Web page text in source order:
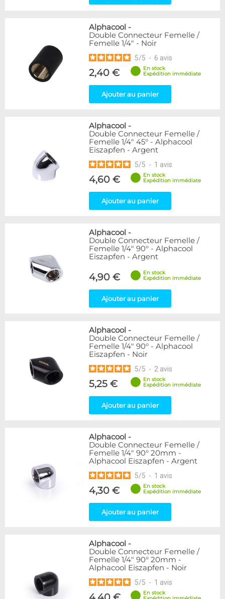
Alphacool -
Double Connecteur Femelle /
Femelle 1/4" - Noir
5/5 - 6 avis
2,40 €
En stock
Expédition immédiate
Ajouter au panier
Alphacool -
Double Connecteur Femelle /
Femelle 1/4" 45° - Alphacool
Eiszapfen - Argent
5/5 - 1 avis
4,60 €
En stock
Expédition immédiate
Ajouter au panier
Alphacool -
Double Connecteur Femelle /
Femelle 1/4" 90° - Alphacool
Eiszapfen - Argent
4,90 €
En stock
Expédition immédiate
Ajouter au panier
Alphacool -
Double Connecteur Femelle /
Femelle 1/4" 90° - Alphacool
Eiszapfen - Noir
5/5 - 2 avis
5,25 €
En stock
Expédition immédiate
Ajouter au panier
Alphacool -
Double Connecteur Femelle /
Femelle 1/4" 90° 20mm -
Alphacool Eiszapfen - Argent
5/5 - 1 avis
4,30 €
En stock
Expédition immédiate
Ajouter au panier
Alphacool -
Double Connecteur Femelle /
Femelle 1/4" 90° 20mm -
Alphacool Eiszapfen - Noir
5/5 - 1 avis
En stock